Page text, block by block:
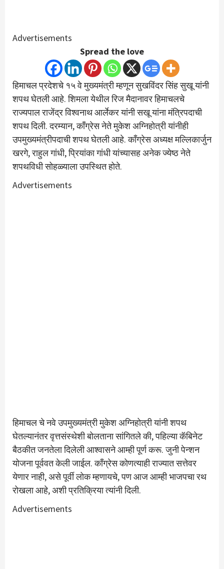
Advertisements
Spread the love
हिमाचल प्रदेशचे १५ वे मुख्यमंत्री म्हणून सुखविंदर सिंह सुखू यांनी
शपथ घेतली आहे. शिमला येथील रिज मैदानावर हिमाचलचे
राज्यपाल राजेंद्र विश्वनाथ आर्लेकर यांनी सखू यांना मंत्रिपदाची
शपथ दिली. दरम्यान, काँग्रेस नेते मुकेश अग्निहोत्री यांनीही
उपमुख्यमंत्रीपदाची शपथ घेतली आहे. काँग्रेस अध्यक्ष मल्लिकार्जुन
खरगे, राहुल गांधी, प्रियांका गांधी यांच्यासह अनेक ज्येष्ठ नेते
शपथविधी सोहळ्याला उपस्थित होते.
Advertisements
हिमाचल चे नवे उपमुख्यमंत्री मुकेश अग्निहोत्री यांनी शपथ
घेतल्यानंतर वृत्तसंस्थेशी बोलताना सांगितले की, पहिल्या कॅबिनेट
बैठकीत जनतेला दिलेली आश्वासने आम्ही पूर्ण करू. जुनी पेन्शन
योजना पूर्ववत केली जाईल. काँग्रेस कोणत्याही राज्यात सत्तेवर
येणार नाही, असे पूर्वी लोक म्हणायचे, पण आज आम्ही भाजपचा रथ
रोखला आहे, अशी प्रतिक्रिया त्यांनी दिली.
Advertisements